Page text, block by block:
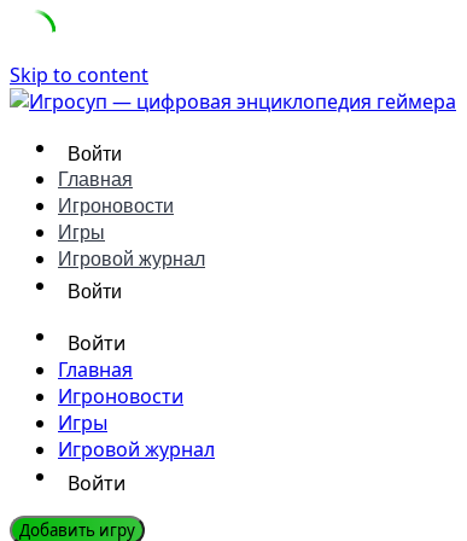
Skip to content
Войти
Главная
Игроновости
Игры
Игровой журнал
Войти
Войти
Главная
Игроновости
Игры
Игровой журнал
Войти
Добавить игру